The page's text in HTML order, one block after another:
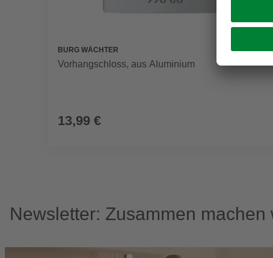
BURG WÄCHTER
Vorhangschloss, aus Aluminium
13,99 €
Newsletter: Zusammen